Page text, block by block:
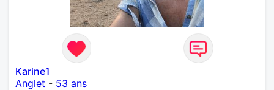
Karine1
Anglet - 53 ans